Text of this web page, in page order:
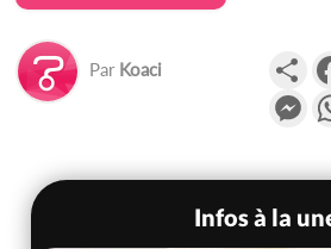
Par Koaci
Infos à la